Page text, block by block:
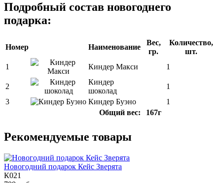
Подробный состав новогоднего
подарка:
Номер Наименование
Вес,
гр.
Количество,
шт.
1
Киндер Макси 1
2
Киндер
шоколад
1
3
Киндер Буэно
1
Общий вес:
167г
Рекомендуемые товары
Новогодний подарок Кейс Зверята
К021